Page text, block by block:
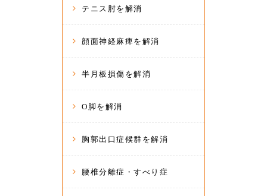
テニス肘を解消
顔面神経麻痺を解消
半月板損傷を解消
O脚を解消
胸郭出口症候群を解消
腰椎分離症・すべり症